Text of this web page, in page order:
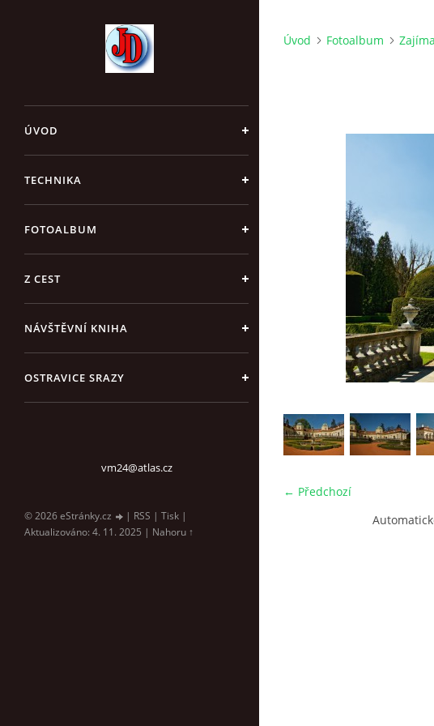
ÚVOD
TECHNIKA
FOTOALBUM
Z CEST
NÁVŠTĚVNÍ KNIHA
OSTRAVICE SRAZY
vm24@atlas.cz
© 2026 eStránky.cz | RSS | Tisk |
Aktualizováno: 4. 11. 2025 | Nahoru ↑
Úvod Fotoalbum
← Předchozí